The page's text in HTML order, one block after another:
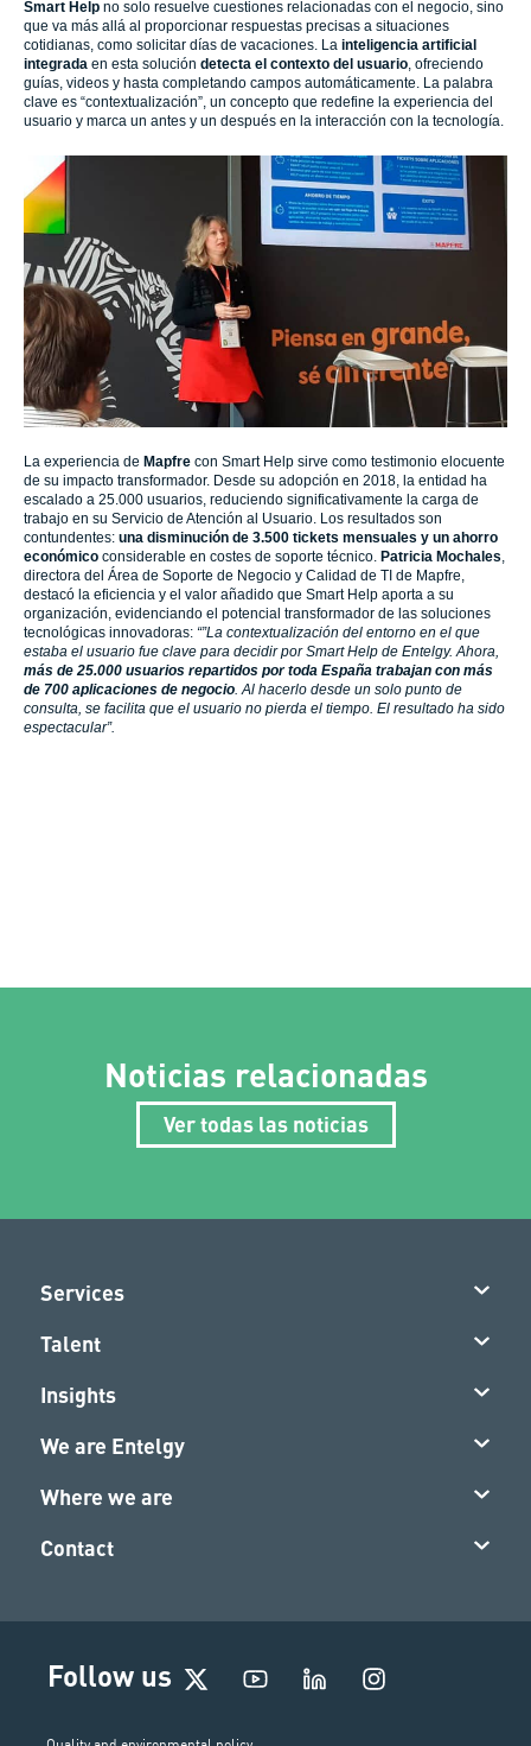
Smart Help no solo resuelve cuestiones relacionadas con el negocio, sino
que va más allá al proporcionar respuestas precisas a situaciones
cotidianas, como solicitar días de vacaciones. La inteligencia artificial
integrada en esta solución detecta el contexto del usuario, ofreciendo
guías, videos y hasta completando campos automáticamente. La palabra
clave es “contextualización”, un concepto que redefine la experiencia del
usuario y marca un antes y un después en la interacción con la tecnología.
La experiencia de Mapfre con Smart Help sirve como testimonio elocuente
de su impacto transformador. Desde su adopción en 2018, la entidad ha
escalado a 25.000 usuarios, reduciendo significativamente la carga de
trabajo en su Servicio de Atención al Usuario. Los resultados son
contundentes: una disminución de 3.500 tickets mensuales y un ahorro
económico considerable en costes de soporte técnico. Patricia Mochales,
directora del Área de Soporte de Negocio y Calidad de TI de Mapfre,
destacó la eficiencia y el valor añadido que Smart Help aporta a su
organización, evidenciando el potencial transformador de las soluciones
tecnológicas innovadoras: “”La contextualización del entorno en el que
estaba el usuario fue clave para decidir por Smart Help de Entelgy. Ahora,
más de 25.000 usuarios repartidos por toda España trabajan con más
de 700 aplicaciones de negocio. Al hacerlo desde un solo punto de
consulta, se facilita que el usuario no pierda el tiempo. El resultado ha sido
espectacular”.
Noticias relacionadas
Ver todas las noticias
Services
Talent
Insights
We are Entelgy
Where we are
Contact
Follow us
I
n